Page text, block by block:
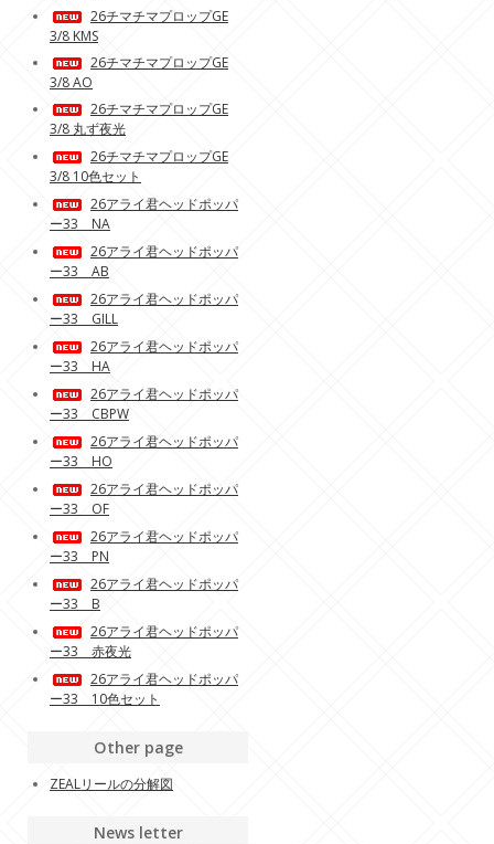
26チマチマプロップGE
3/8 KMS
26チマチマプロップGE
3/8 AO
26チマチマプロップGE
3/8 丸ず夜光
26チマチマプロップGE
3/8 10色セット
26アライ君ヘッドポッパ
ー33 NA
26アライ君ヘッドポッパ
ー33 AB
26アライ君ヘッドポッパ
ー33 GILL
26アライ君ヘッドポッパ
ー33 HA
26アライ君ヘッドポッパ
ー33 CBPW
26アライ君ヘッドポッパ
ー33 HO
26アライ君ヘッドポッパ
ー33 OF
26アライ君ヘッドポッパ
ー33 PN
26アライ君ヘッドポッパ
ー33 B
26アライ君ヘッドポッパ
ー33 赤夜光
26アライ君ヘッドポッパ
ー33 10色セット
Other page
ZEALリールの分解図
News letter